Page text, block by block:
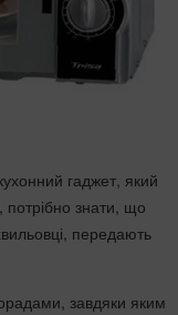
гаджет, який
потрібно знати, що
передають
завдяки яким